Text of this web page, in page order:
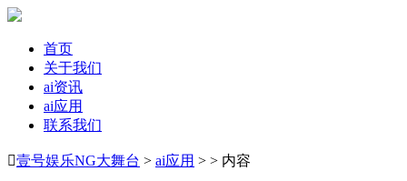
首页
关于我们
ai资讯
ai应用
联系我们
壹号娱乐NG大舞台 > ai应用 > > 内容